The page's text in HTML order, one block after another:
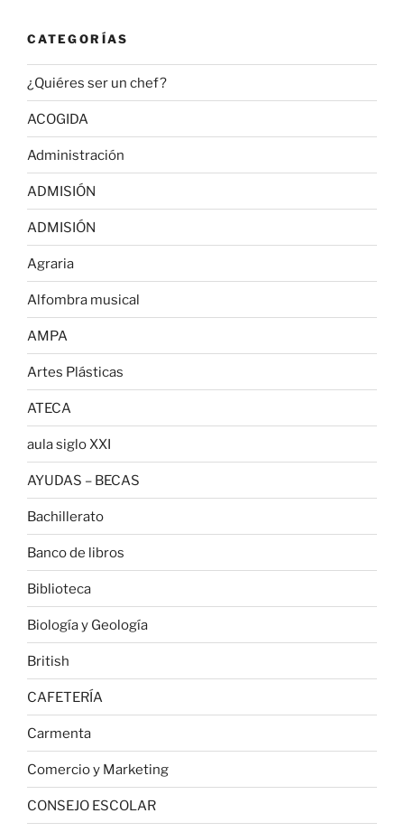
CATEGORÍAS
¿Quiéres ser un chef?
ACOGIDA
Administración
ADMISIÓN
ADMISIÓN
Agraria
Alfombra musical
AMPA
Artes Plásticas
ATECA
aula siglo XXI
AYUDAS – BECAS
Bachillerato
Banco de libros
Biblioteca
Biología y Geología
British
CAFETERÍA
Carmenta
Comercio y Marketing
CONSEJO ESCOLAR